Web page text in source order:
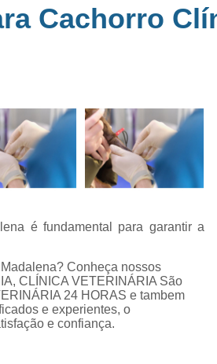
Veterinária Popular Caçapava
de Eletrocardiograma para Animais
Exame de
Exame de
Exame de
Exame de Eletrocardiograma para Gato
Exame de Raio X para
de Ultrassom Abdominal Cão
Exame de Ultrassom
Exame de Ultrassom
Cachorro
é fundamental para garantir a
Conheça nossos
CLÍNICA VETERINÁRIA São
24 HORAS e tambem
e experientes, o
e confiança.